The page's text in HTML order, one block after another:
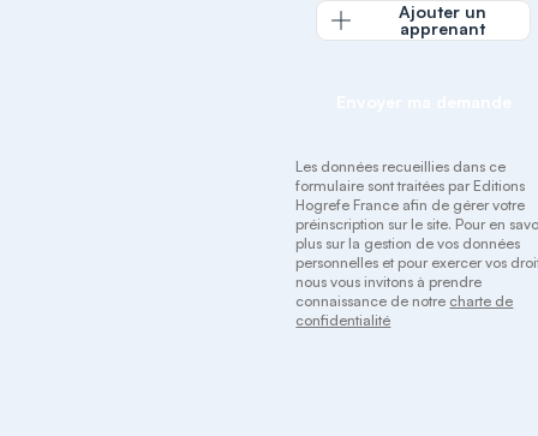
Ajouter un
apprenant
Les données recueillies dans ce
formulaire sont traitées par Editions
Hogrefe France afin de gérer votre
préinscription sur le site. Pour en
plus sur la gestion de vos données
personnelles et pour exercer vos
nous vous invitons à prendre
connaissance de notre charte de
confidentialité